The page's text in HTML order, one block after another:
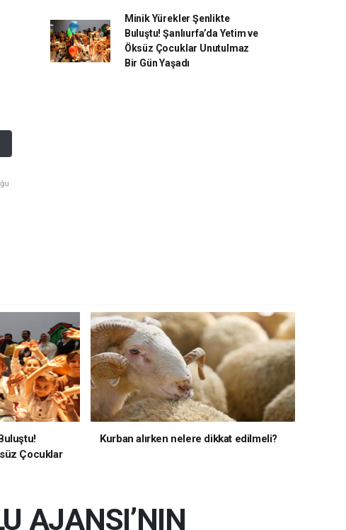
Minik Yürekler Şenlikte
Buluştu! Şanlıurfa’da Yetim ve
Öksüz Çocuklar Unutulmaz
Bir Gün Yaşadı
Çocuklar
Kurban alırken nelere dikkat edilmeli?
AJANSI’NIN